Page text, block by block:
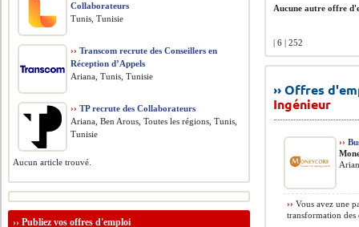
Aucune autre offre
| 6 | 252
›› Offres
Ingénieur
››
›› Vous avez une
transformation des
Collaborateurs
Tunis, Tunisie
›› Transcom recrute des Conseillers en
Réception d’Appels
Ariana, Tunis, Tunisie
›› TP recrute des Collaborateurs
Ariana, Ben Arous, Toutes les régions, Tunis,
Tunisie
Aucun article trouvé.
››Publiez vos offres d'emploi